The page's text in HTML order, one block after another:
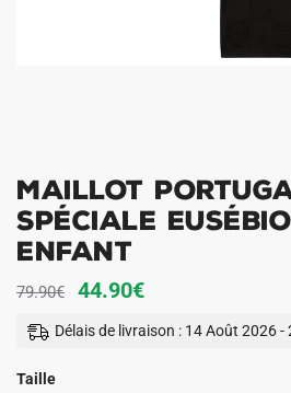
Maillot
Spéciale
Enfant
79.90€
Le
prix
44.90€Le
prix
Délais de livraison : 14 Août 2026
Taille